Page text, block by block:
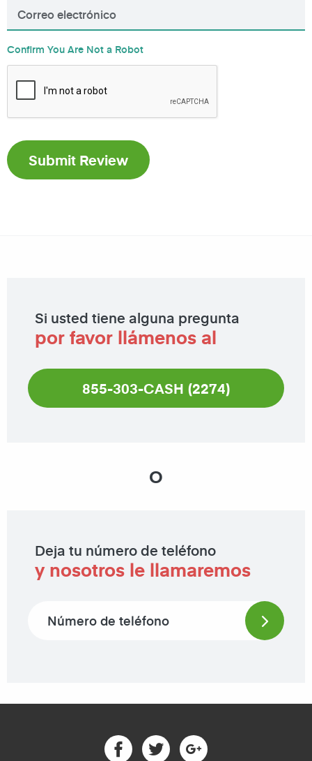
Confirm You Are Not a Robot
Si usted tiene alguna pregunta
por favor llámenos al
855-303-CASH (2274)
O
Deja tu número de teléfono
y nosotros le llamaremos
Facebook
TwitterGoogle